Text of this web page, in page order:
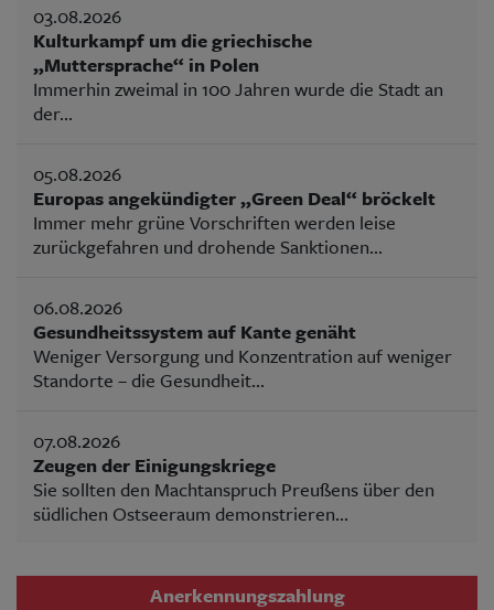
03.08.2026
Kulturkampf um die griechische
„Muttersprache“ in Polen
Immerhin zweimal in 100 Jahren wurde die Stadt an
der...
05.08.2026
Europas angekündigter „Green Deal“ bröckelt
Immer mehr grüne Vorschriften werden leise
zurückgefahren und drohende Sanktionen...
06.08.2026
Gesundheitssystem auf Kante genäht
Weniger Versorgung und Konzentration auf weniger
Standorte – die Gesundheit...
07.08.2026
Zeugen der Einigungskriege
Sie sollten den Machtanspruch Preußens über den
südlichen Ostseeraum demonstrieren...
Anerkennungszahlung